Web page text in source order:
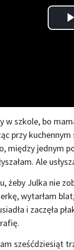
w szkole, bo
przy
między jednym
Ale
żeby Julka nie
wytarłam
i zaczęła
sześćdziesiąt